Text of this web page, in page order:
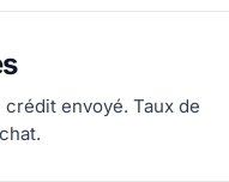
envoyé. Taux de